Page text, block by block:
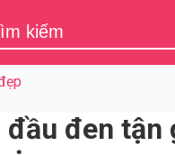
đen tận